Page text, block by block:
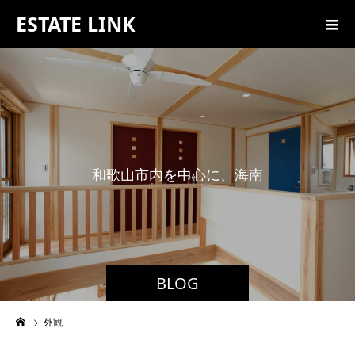
ESTATE LINK
BLOG
歌山市内を中心に、海 南市・
外観